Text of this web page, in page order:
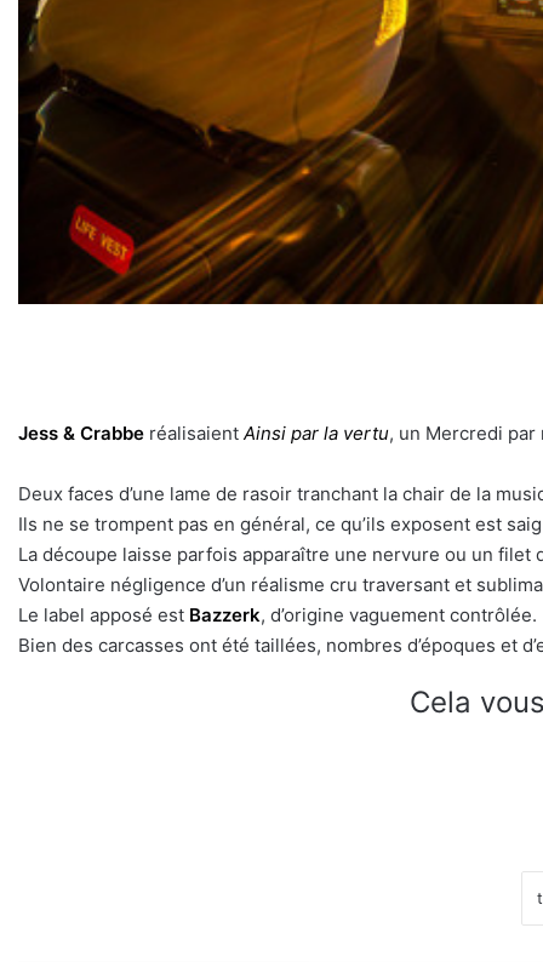
Jess & Crabbe réalisaient Ainsi par la vertu, un Mercredi par
Deux faces d’une lame de rasoir tranchant la chair de la
Ils ne se trompent pas en général, ce qu’ils exposent est
La découpe laisse parfois apparaître une nervure ou un filet
Volontaire négligence d’un réalisme cru traversant et
Le label apposé est Bazzerk, d’origine vaguement
Bien des carcasses ont été taillées, nombres d’époques et
Cela